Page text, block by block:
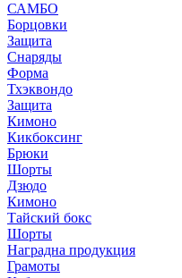
САМБО
Борцовки
Защита
Снаряды
Форма
Тхэквондо
Защита
Кимоно
Кикбоксинг
Брюки
Шорты
Дзюдо
Кимоно
Тайский бокс
Шорты
Наградна продукция
Грамоты